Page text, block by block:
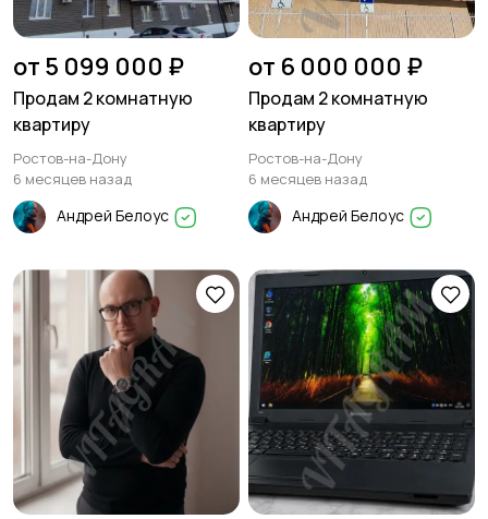
Хобби и развлечения Животные
Для Бизнеса Спорт и отдых
Красота и здоровье Хэндмейд8
Стройматериалы и
инструменты
Видеокурсы
от 5 099 000 ₽
Продам 2 комнатную
квартиру
Ростов-на-Дону
6 месяцев назад
Андрей Белоус
от 6 000 000 ₽
Продам 2 комнатную
квартиру
Ростов-на-Дону
6 месяцев назад
Андрей Белоус